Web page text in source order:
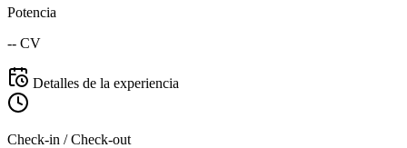
Potencia
-- CV
Detalles de la experiencia
Check-in / Check-out